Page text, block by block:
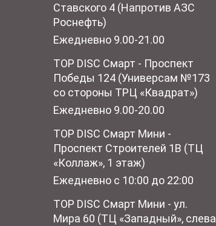
Ставского 4 (Напротив АЗС
Роснефть)
Ежедневно 9.00-21.00
TOP DISC Смарт - Проспект
Победы 124 (Универсам №173
со стороны ТРЦ «Квадрат»)
Ежедневно 9.00-20.00
TOP DISC Смарт Мини -
Проспект Строителей 1В (ТЦ
«Коллаж», 1 этаж)
Ежедневно с 10:00 до 22:00
TOP DISC Смарт Мини - ул.
Мира 60 (ТЦ «Западный», слева